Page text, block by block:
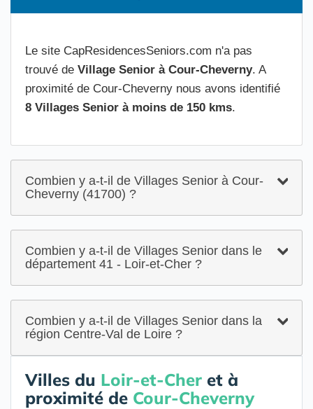
Le site CapResidencesSeniors.com n'a pas
trouvé de Village Senior à Cour-Cheverny. A
proximité de Cour-Cheverny nous avons identifié
8 Villages Senior à moins de 150 kms.
Combien y a-t-il de Villages Senior à Cour-
Cheverny (41700) ?
Combien y a-t-il de Villages Senior dans le
département 41 - Loir-et-Cher ?
Combien y a-t-il de Villages Senior dans la
région Centre-Val de Loire ?
Villes du Loir-et-Cher et à
proximité de Cour-Cheverny